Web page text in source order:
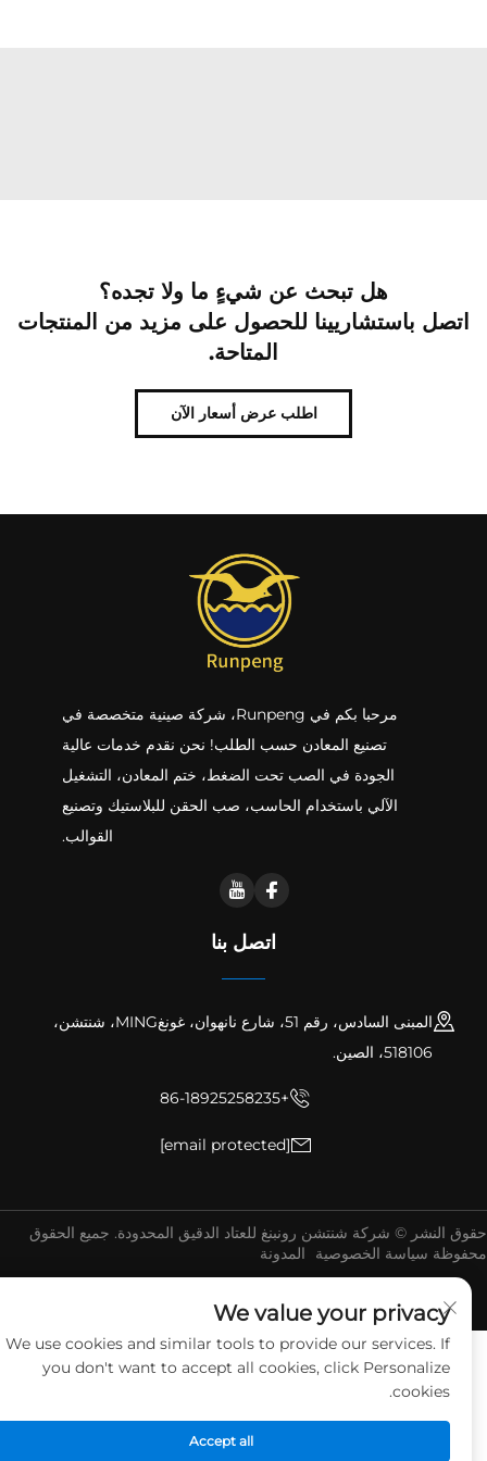
هل تبحث عن شيءٍ ما ولا تجده؟
اتصل باستشاريينا للحصول على مزيد من المنتجات
المتاحة.
اطلب عرض أسعار الآن
مرحبا بكم في Runpeng، شركة صينية متخصصة في
تصنيع المعادن حسب الطلب! نحن نقدم خدمات عالية
الجودة في الصب تحت الضغط، ختم المعادن، التشغيل
الآلي باستخدام الحاسب، صب الحقن للبلاستيك وتصنيع
القوالب.
اتصل بنا
المبنى السادس، رقم 51، شارع نانهوان، غونغMING، شنتشن،
518106، الصين.
+86-18925258235
[email protected]
النشر © شركة شنتشن رونبنغ للعتاد الدقيق المحدودة. جميع الحقوق
سياسة الخصوصية المدونة
We value your privacy
We use cookies and similar tools to provide our services. If
you don't want to accept all cookies, click Personalize
cookies.
Accept all